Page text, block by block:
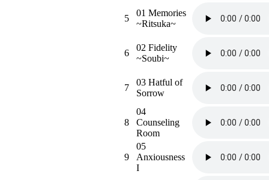
5
01 Memories
~Ritsuka~
6
02 Fidelity
~Soubi~
7
03 Hatful of
Sorrow
8
04
Counseling
Room
9
05
Anxiousness
I